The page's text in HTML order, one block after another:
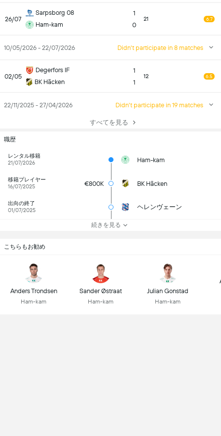
26/07
Sarpsborg 08
Ham-kam
1
0
21 6.7
10/05/2026 - 22/07/2026 Didn't participate in 8 matches
02/05
Degerfors IF
BK Häcken
1
1
12 6.5
22/11/2025 - 27/04/2026 Didn't participate in 19 matches
すべてを見る
職歴
レンタル移籍
21/07/2026
Ham-kam
移籍プレイヤー
16/07/2025
€800K BK Häcken
出向の終了
01/07/2025
ヘレンヴェーン
続きを見る
こちらもお勧め
Anders Trondsen
Ham-kam
Sander Østraat
Ham-kam
Julian Gonstad
Ham-kam